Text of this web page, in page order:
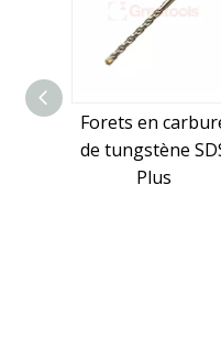
en carbure
SDS
Forets